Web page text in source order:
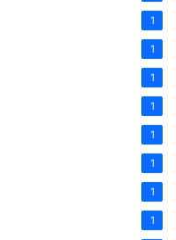
1
1
1
1
1
1
1
1